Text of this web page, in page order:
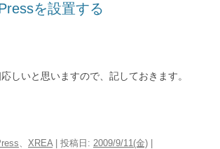
を設置する
しいと思いますので、記しておきます。
、 XREA| 投稿日: 2009/9/11(金)